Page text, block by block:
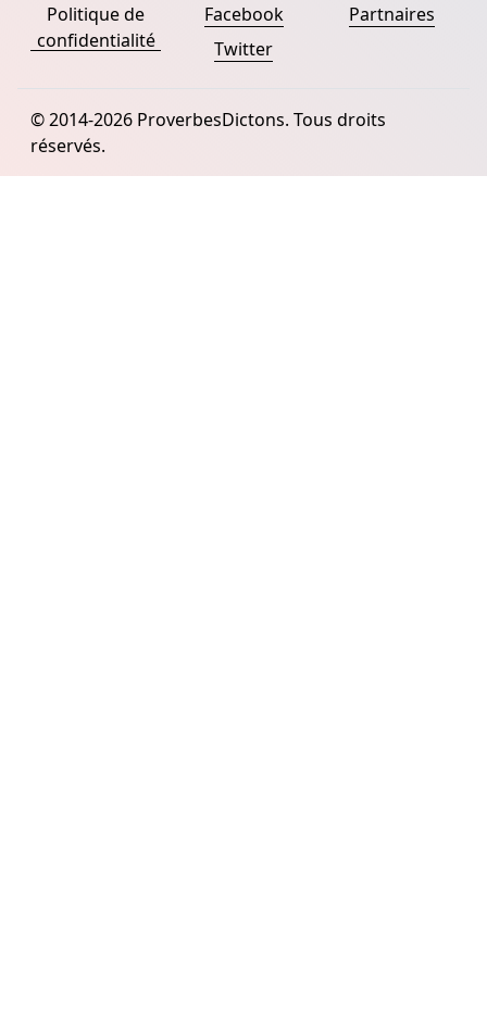
Politique de
confidentialité
Facebook
Twitter
Partnaires
© 2014-2026 ProverbesDictons. Tous droits
réservés.